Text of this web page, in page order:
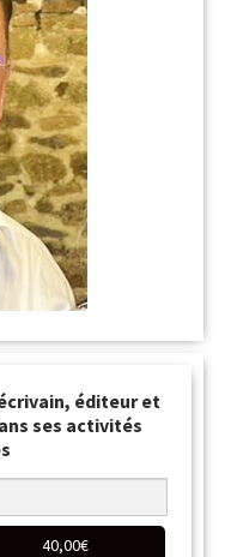
éditeur et
ses activités
40,00€